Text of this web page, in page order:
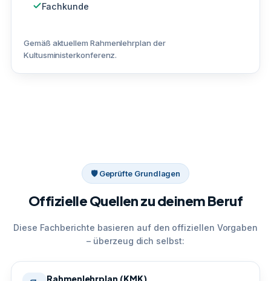
Fachkunde
Gemäß aktuellem Rahmenlehrplan der
Kultusministerkonferenz.
🛡 Geprüfte Grundlagen
Offizielle Quellen zu deinem Beruf
Diese Fachberichte basieren auf den offiziellen Vorgaben
– überzeug dich selbst:
Rahmenlehrplan (KMK)